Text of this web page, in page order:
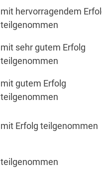
mit hervorragendem
teilgenommen
mit sehr gutem Erfolg
teilgenommen
mit gutem Erfolg
teilgenommen
mit Erfolg teilgenommen
teilgenommen